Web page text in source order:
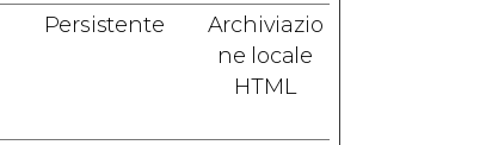
Persistente
Archiviazio
ne locale
HTML